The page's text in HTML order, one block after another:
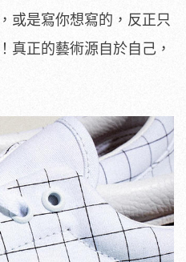
或是寫你想寫的，反正只
真正的藝術源自於自己，